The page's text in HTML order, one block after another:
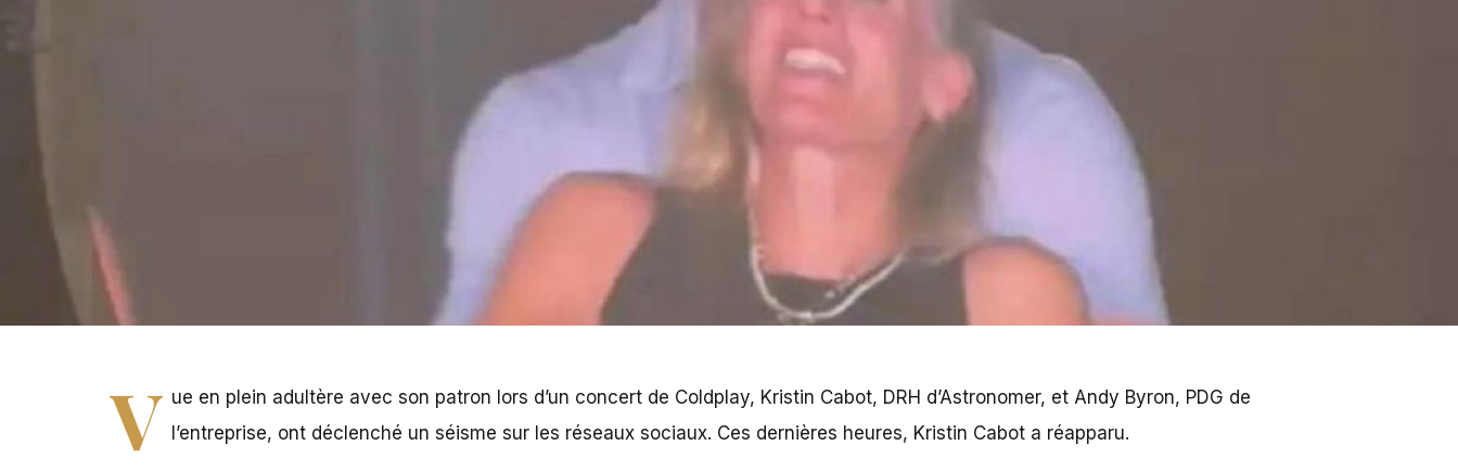
V ue en plein adultère avec son patron lors d’un concert de Coldplay, Kristin Cabot, DRH d’Astronomer, et Andy Byron, PDG de
l’entreprise, ont déclenché un séisme sur les réseaux sociaux. Ces dernières heures, Kristin Cabot a réapparu.